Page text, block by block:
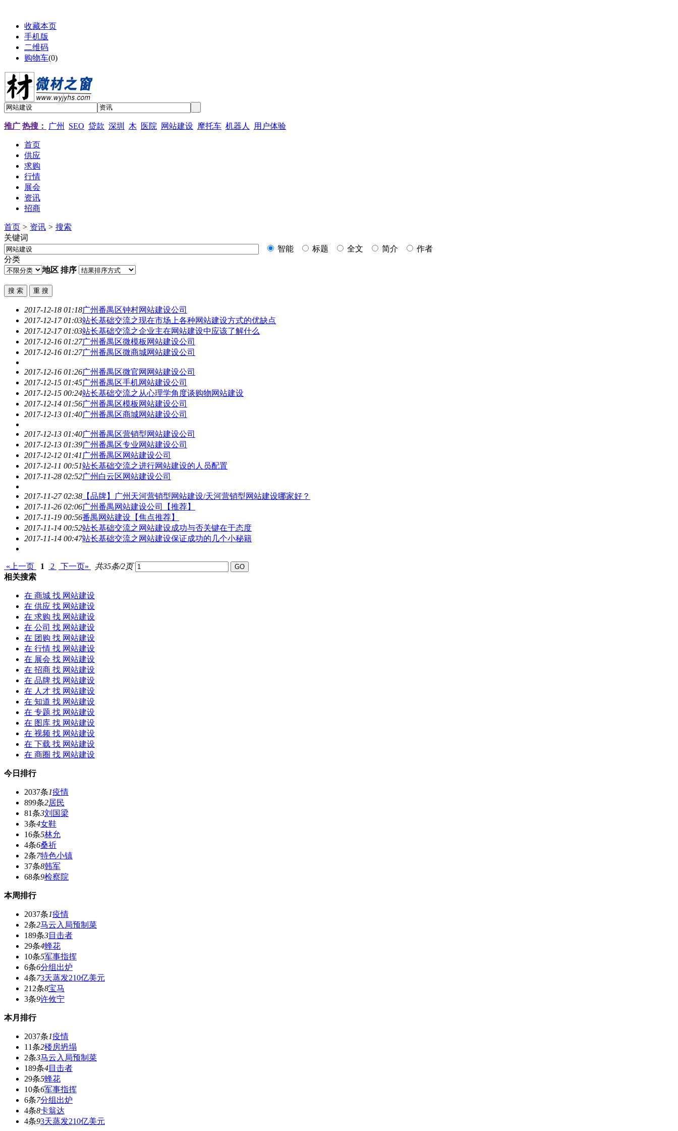
收藏本页
手机版
二维码
购物车(0)
推广 热搜： 广州 SEO 贷款 深圳 木 医院 网站建设 摩托车 机器人 用户体验
首页
供应
求购
行情
展会
资讯
招商
首页 > 资讯 > 搜索
关键词
智能
标题 全文 简介
作者
分类
地区 排序
2017-12-18 01:18广州番禺区钟村网站建设公司
2017-12-17 01:03站长基础交流之现在市场上各种网站建设方式的优缺点
2017-12-17 01:03站长基础交流之企业主在网站建设中应该了解什么
2017-12-16 01:27广州番禺区微模板 网站建设公司
2017-12-16 01:27广州番禺区微商城网站建设公司
2017-12-16 01:26广州番禺区微官网 网站建设公司
2017-12-15 01:45广州番禺区手机网站建设公司
2017-12-15 00:24站长基础交流之从心理学角度谈购物网站建设
2017-12-14 01:56广州番禺区模板 网站建设公司
2017-12-13 01:40广州番禺区商城网站建设公司
2017-12-13 01:40广州番禺区营销型网站建设公司
2017-12-13 01:39广州番禺区专业网站建设公司
2017-12-12 01:41 广州番禺区网站建设公司
2017-12-11 00:51站长基础交流之进行网站建设的人员配置
2017-11-28 02:52广州白云区网站建设公司
2017-11-27 02:38 【品牌】广州天河营销型网站建设/天河营销型网站建设哪家好？
2017-11-26 02:06广州番禺 网站建设公司【推荐】
2017-11-19 00:56番禺 网站建设 【焦点推荐】
2017-11-14 00:52站长基础交流之 网站建设成功与否关键在于态度
2017-11-14 00:47站长基础交流之 网站建设保证成功的几个小秘籍
«上一页 1 2 下一页»
共35条/2页
相关搜索
在 商城 找 网站建设
在 供应 找 网站建设
在 求购 找 网站建设
在 公司 找 网站建设
在 团购 找 网站建设
在 行情 找 网站建设
在 展会 找 网站建设
在 招商 找 网站建设
在 品牌 找 网站建设
在 人才 找 网站建设
在 知道 找 网站建设
在 专题 找 网站建设
在 图库 找 网站建设
在 视频 找 网站建设
在 下载 找 网站建设
在 商圈 找 网站建设
今日排行
2037条1疫情
899条2居民
81条3刘国梁
3条4女鞋
16条5林允
4条6桑祈
2条7特色小镇
37条8韩军
68条9检察院
本周排行
2037条1疫情
2条2马云入局预制菜
189条3目击者
29条4蜂花
10条5军事指挥
6条6分组出炉
4条73天蒸发210亿美元
212条8宝马
3条9许攸宁
本月排行
2037条1疫情
11条2楼房坍塌
2条3马云入局预制菜
189条4目击者
29条5蜂花
10条6军事指挥
6条7分组出炉
4条8卡翁达
4条93天蒸发210亿美元